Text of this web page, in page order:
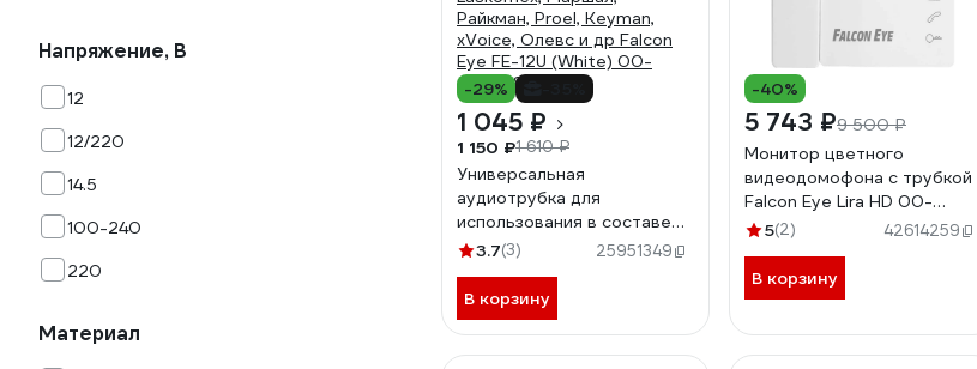
Напряжение, В
12
12/220
14.5
100-240
220
Материал
-29%
1 045 ₽
1 150 ₽1 610 ₽
Универсальная
аудиотрубка для
использования в составе
цифровых или
систем типа Визит, Элтис,
Цифрал, Метаком,
Laskomex, Маршал,
3.7(3) 25951349
В корзину
-40%
5 743 ₽9 500 ₽
Монитор цветного
видеодомофона с трубкой
Falcon Eye Lira HD 00-
00354262
5(2) 42614259
В корзину